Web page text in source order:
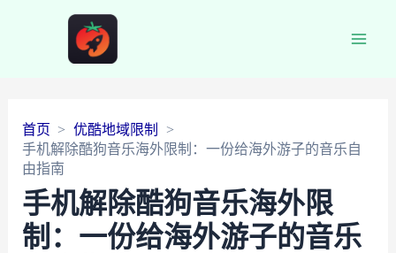
首页
优酷地域限制
手机解除酷狗音乐海外限制：一份给海外游子的音乐自
由指南
手机解除酷狗音乐海外限
制：一份给海外游子的音乐